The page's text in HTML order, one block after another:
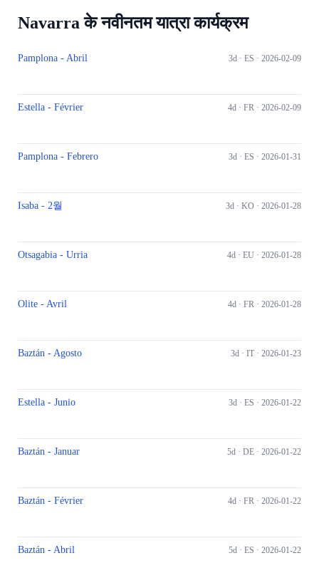
Navarra के नवीनतम यात्रा कार्यक्रम
Pamplona - Abril 3d · ES · 2026-02-09
Estella - Février 4d · FR · 2026-02-09
Pamplona - Febrero 3d · ES · 2026-01-31
Isaba - 2월 3d · KO · 2026-01-28
Otsagabia - Urria 4d · EU · 2026-01-28
Olite - Avril 4d · FR · 2026-01-28
Baztán - Agosto 3d · IT · 2026-01-23
Estella - Junio 3d · ES · 2026-01-22
Baztán - Januar 5d · DE · 2026-01-22
Baztán - Février 4d · FR · 2026-01-22
Baztán - Abril 5d · ES · 2026-01-22